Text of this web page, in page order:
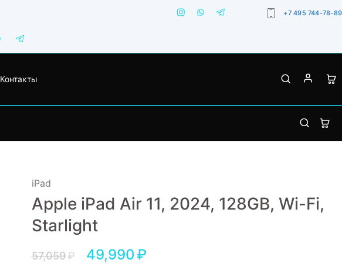
+7 495 744-78-89
Контакты
iPad
Apple iPad Air 11, 2024, 128GB, Wi-Fi,
Starlight
57,059₽ 49,990₽